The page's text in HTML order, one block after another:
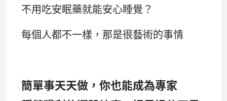
不用吃安眠藥就能安心睡覺？
每個人都不一樣，那是很藝術的事情
簡單事天天做，你也能成為專家